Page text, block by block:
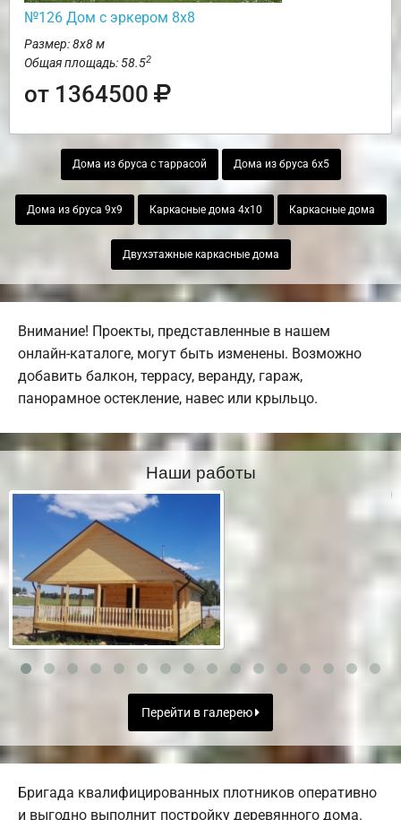
№126 Дом с эркером 8х8
Размер: 8х8 м
Общая площадь: 58.52
от 1364500
Дома из бруса с таррасой Дома из бруса 6х5
Дома из бруса 9х9 Каркасные дома 4х10 Каркасные дома
Двухэтажные каркасные дома
Внимание! Проекты, представленные в нашем
онлайн-каталоге, могут быть изменены. Возможно
добавить балкон, террасу, веранду, гараж,
панорамное остекление, навес или крыльцо.
Наши работы
Перейти в галерею
Бригада квалифицированных плотников оперативно
и выгодно выполнит постройку деревянного дома.